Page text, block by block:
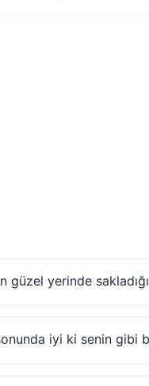
güzel yerinde
iyi ki senin gibi